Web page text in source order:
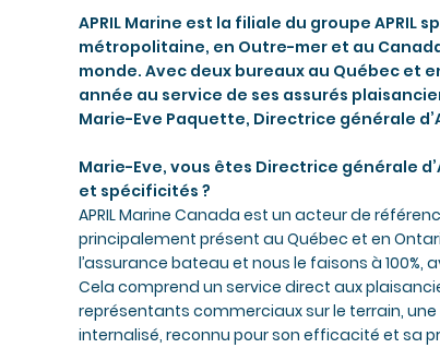
APRIL Marine est la filiale du groupe
métropolitaine, en Outre-mer et au
monde. Avec deux bureaux au Québec et
année au service de ses assurés
Marie-Eve Paquette, Directrice générale
Marie-Eve, vous êtes Directrice générale
et spécificités ?
APRIL Marine Canada est un acteur de
principalement présent au Québec et en
l’assurance bateau et nous le faisons à
Cela comprend un service direct aux
représentants commerciaux sur le terrain,
internalisé, reconnu pour son efficacité et sa